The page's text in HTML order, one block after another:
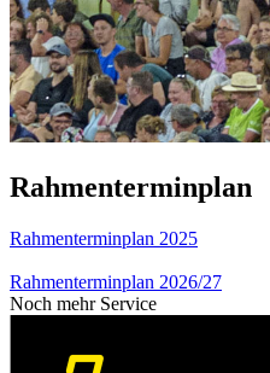
Rahmenterminplan
Rahmenterminplan 2025
Rahmenterminplan 2026/27
Noch mehr Service